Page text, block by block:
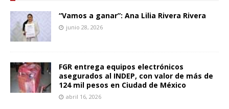
“Vamos a ganar”: Ana Lilia Rivera Rivera
junio 28, 2026
FGR entrega equipos electrónicos
asegurados al INDEP, con valor de más de
124 mil pesos en Ciudad de México
abril 16, 2026